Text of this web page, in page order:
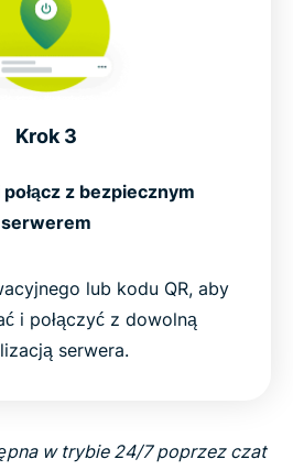
Krok 3
z bezpiecznym
serwerem
lub kodu QR, aby
i połączyć z dowolną
serwera.
w trybie 24/7 poprzez czat